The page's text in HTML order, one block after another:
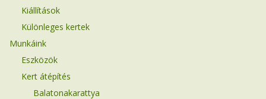
Kiállítások
Különleges kertek
Munkáink
Eszközök
Kert átépítés
Balatonakarattya